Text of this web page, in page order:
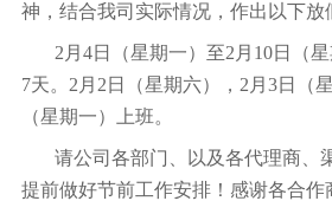
神，结合我司实际情况，作出以下放
2月4日（星期一）至2月10日（
7天。2月2日（星期六），2月3日（
（星期一）上班。
请公司各部门、以及各代理商、
提前做好节前工作安排！感谢各合作